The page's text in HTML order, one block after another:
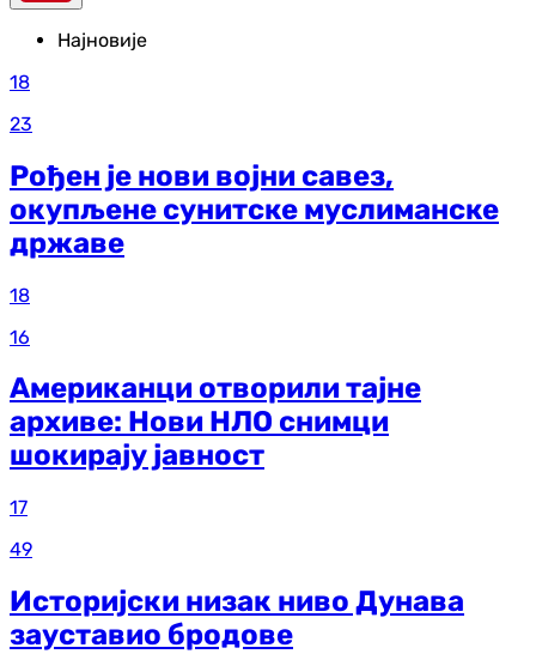
Најновије
18
23
Рођен је нови војни савез,
окупљене сунитске муслиманске
државе
18
16
Американци отворили тајне
архиве: Нови НЛО снимци
шокирају јавност
17
49
Историјски низак ниво Дунава
зауставио бродове